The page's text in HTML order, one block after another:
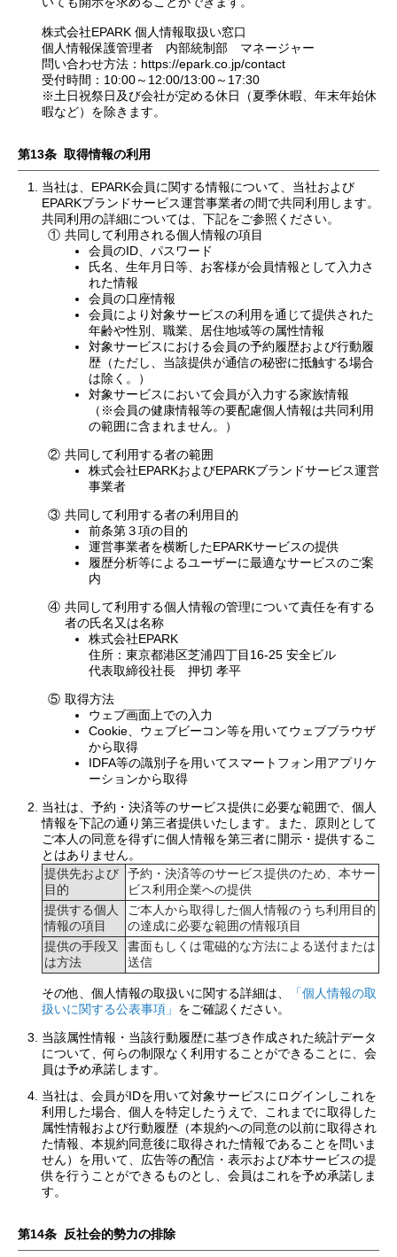
株式会社EPARK 個人情報取扱い窓口
個人情報保護管理者 内部統制部 マネージャー
問い合わせ方法：https://epark.co.jp/contact
受付時間：10:00～12:00/13:00～17:30
※土日祝祭日及び会社が定める休日（夏季休暇、年末年始休
暇など）を除きます。
第13条 取得情報の利用
当社は、EPARK会員に関する情報について、当社および
EPARKブランドサービス運営事業者の間で共同利用します。
共同利用の詳細については、下記をご参照ください。
① 共同して利用される個人情報の項目
会員のID、パスワード
氏名、生年月日等、お客様が会員情報として入力さ
れた情報
会員の口座情報
会員により対象サービスの利用を通じて提供された
年齢や性別、職業、居住地域等の属性情報
対象サービスにおける会員の予約履歴および行動履
歴（ただし、当該提供が通信の秘密に抵触する場合
は除く。）
対象サービスにおいて会員が入力する家族情報
（※会員の健康情報等の要配慮個人情報は共同利用
の範囲に含まれません。）
② 共同して利用する者の範囲
株式会社EPARKおよびEPARKブランドサービス運営
事業者
③ 共同して利用する者の利用目的
前条第３項の目的
運営事業者を横断したEPARKサービスの提供
履歴分析等によるユーザーに最適なサービスのご案
内
④ 共同して利用する個人情報の管理について責任を有する
者の氏名又は名称
株式会社EPARK
住所：東京都港区芝浦四丁目16-25 安全ビル
代表取締役社長 押切 孝平
⑤ 取得方法
ウェブ画面上での入力
Cookie、ウェブビーコン等を用いてウェブブラウザ
から取得
IDFA等の識別子を用いてスマートフォン用アプリケ
ーションから取得
当社は、予約・決済等のサービス提供に必要な範囲で、個人
情報を下記の通り第三者提供いたします。また、原則として
ご本人の同意を得ずに個人情報を第三者に開示・提供するこ
とはありません。
提供先および
目的
予約・決済等のサービス提供のため、本サー
ビス利用企業への提供
提供する個人
情報の項目
ご本人から取得した個人情報のうち利用目的
の達成に必要な範囲の情報項目
提供の手段又
は方法
書面もしくは電磁的な方法による送付または
送信
その他、個人情報の取扱いに関する詳細は、
「個人情報の取
扱いに関する公表事項」 をご確認ください。
当該属性情報・当該行動履歴に基づき作成された統計データ
について、何らの制限なく利用することができることに、会
員は予め承諾します。
当社は、会員がIDを用いて対象サービスにログインしこれを
利用した場合、個人を特定したうえで、これまでに取得した
属性情報および行動履歴（本規約への同意の以前に取得され
た情報、本規約同意後に取得された情報であることを問いま
せん）を用いて、広告等の配信・表示および本サービスの提
供を行うことができるものとし、会員はこれを予め承諾しま
す。
第14条 反社会的勢力の排除